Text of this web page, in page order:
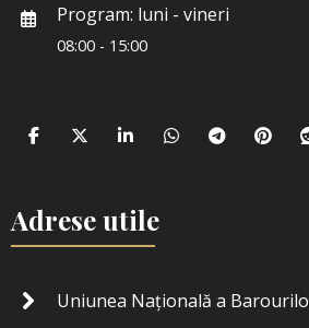
Program: luni - vineri
08:00 - 15:00
Adrese utile
Uniunea Națională a